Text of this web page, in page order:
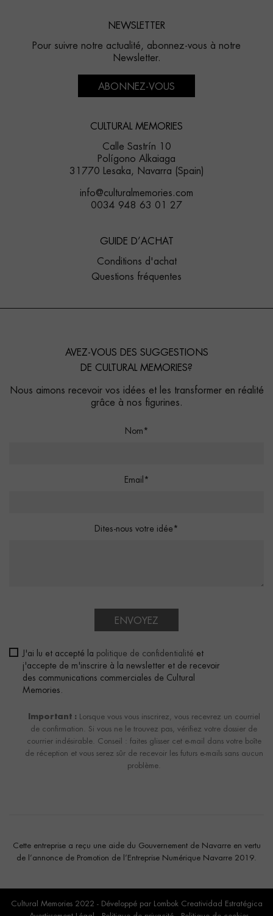
NEWSLETTER
Pour suivre notre actualité, abonnez-vous à notre
Newsletter.
ABONNEZ-VOUS
CULTURAL MEMORIES
Calle Sastrín 10
Polígono Alkaiaga
31770 Lesaka, Navarra (Spain)
info@culturalmemories.com
0034 948 63 01 27
GUIDE D’ACHAT
Conditions d'achat
Questions fréquentes
AVEZ-VOUS DES SUGGESTIONS
DE CULTURAL MEMORIES?
Nous aimons recevoir vos idées et les transformer en réalité
grâce à nos figurines.
Nom*
Email*
Dites-nous votre idée*
ENVOYEZ
J'ai lu et accepté la politique de confidentialité et
j'accepte de m'inscrire à la newsletter et de recevoir
des communications commerciales de Cultural
Memories.
Important : Lorsque vous vous inscrirez, vous recevrez un courriel
de confirmation. Si vous ne le trouvez pas, vérifiez votre dossier de
courrier indésirable. Conseil : faites glisser cet e-mail dans votre boîte
de réception et vous serez sûr de recevoir les futurs e-mails sans aucun
problème.
Cette entreprise a reçu une aide du Gouvernement de Navarre en vertu
de l’annonce de Promotion de l’Entreprise Numérique Navarre 2019.
Cultural Memories 2022 - Développé par Lombok Creatividad Estratégica